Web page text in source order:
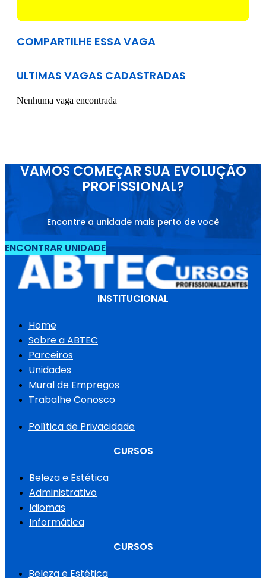
COMPARTILHE ESSA VAGA
ULTIMAS VAGAS CADASTRADAS
Nenhuma vaga encontrada
VAMOS COMEÇAR SUA EVOLUÇÃO
PROFISSIONAL?
Encontre a unidade mais perto de você
ENCONTRAR UNIDADE
INSTITUCIONAL
Home
Sobre a ABTEC
Parceiros
Unidades
Mural de Empregos
Trabalhe Conosco
Política de Privacidade
CURSOS
Beleza e Estética
Administrativo
Idiomas
Informática
CURSOS
Beleza e Estética